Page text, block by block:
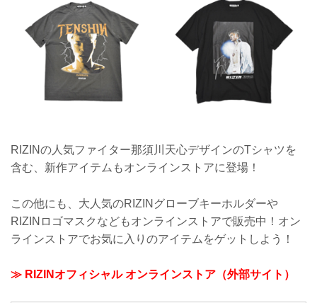
RIZINの人気ファイター那須川天心デザインのTシャツを
含む、新作アイテムもオンラインストアに登場！
この他にも、大人気のRIZINグローブキーホルダーや
RIZINロゴマスクなどもオンラインストアで販売中！オン
ラインストアでお気に入りのアイテムをゲットしよう！
≫ RIZINオフィシャル オンラインストア（外部サイト）